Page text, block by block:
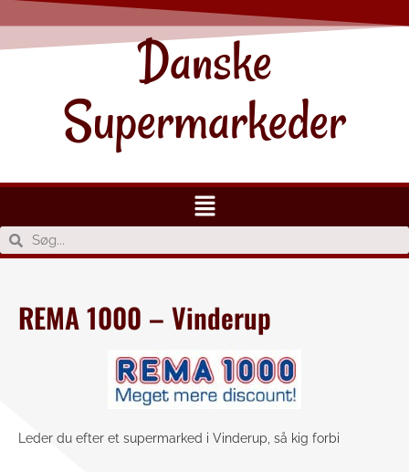
Danske
Supermarkeder
REMA 1000 – Vinderup
Leder du efter et supermarked i Vinderup, så kig forbi